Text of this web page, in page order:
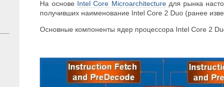
На основе Intel Core Microarchitectureдля рынка
получивших наименование Intel Core 2 Duo (ранее
Основные компоненты ядер процессора Intel Core 2